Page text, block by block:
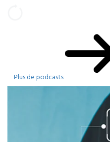
Plus de podcasts